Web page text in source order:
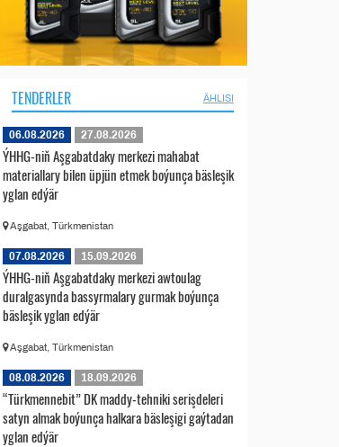
TENDERLER ÄHLISI
06.08.2026 27.08.2026
ÝHHG-niň Aşgabatdaky merkezi mahabat
materiallary bilen üpjün etmek boýunça bäsleşik
yglan edýär
Aşgabat, Türkmenistan
07.08.2026 15.09.2026
ÝHHG-niň Aşgabatdaky merkezi awtoulag
duralgasynda bassyrmalary gurmak boýunça
bäsleşik yglan edýär
Aşgabat, Türkmenistan
08.08.2026 18.09.2026
“Türkmennebit” DK maddy-tehniki serişdeleri
satyn almak boýunça halkara bäsleşigi gaýtadan
yglan edýär